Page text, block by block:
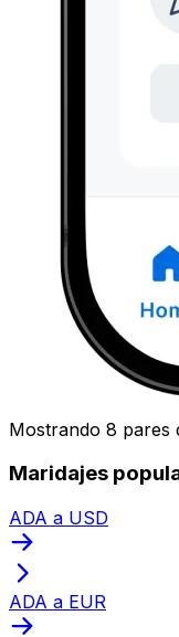
Mostrando 8 pares
Maridajes
ADA a USD
ADA a EUR